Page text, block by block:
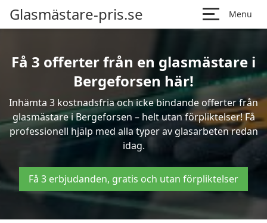
Glasmästare-pris.se Menu
Få 3 offerter från en glasmästare i
Bergeforsen här!
Inhämta 3 kostnadsfria och icke bindande offerter från
glasmästare i Bergeforsen – helt utan förpliktelser! Få
professionell hjälp med alla typer av glasarbeten redan
idag.
Få 3 erbjudanden, gratis och utan förpliktelser